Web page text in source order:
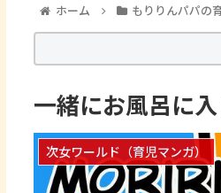
ホーム もりりんパパの
一緒にお風呂に
次女ワールド（育児マンガ）